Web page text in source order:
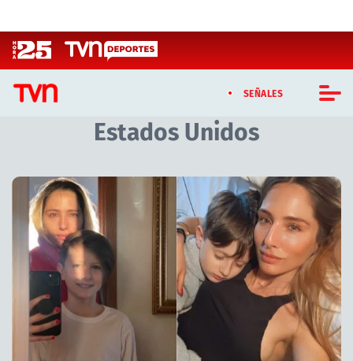
SEÑALES
CASTING MASTERCHEF CHILE
CASTING TVN VERTICAL
TVN VERTICAL
TVN PLAY
PROGRAMAS
TELESERIES
Estados Unidos
Artículos relacionados con Estados Unidos